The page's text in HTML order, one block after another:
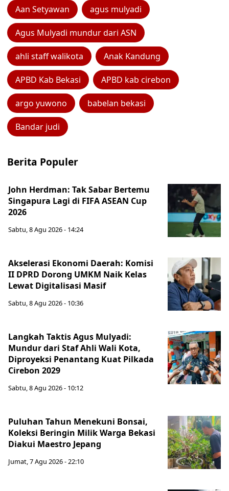
Aan Setyawan agus mulyadi
Agus Mulyadi mundur dari ASN
ahli staff walikota Anak Kandung
APBD Kab Bekasi APBD kab cirebon
argo yuwono babelan bekasi
Bandar judi
Berita Populer
John Herdman: Tak Sabar Bertemu
Singapura Lagi di FIFA ASEAN Cup
2026
Sabtu, 8 Agu 2026 - 14:24
Akselerasi Ekonomi Daerah: Komisi
II DPRD Dorong UMKM Naik Kelas
Lewat Digitalisasi Masif
Sabtu, 8 Agu 2026 - 10:36
Langkah Taktis Agus Mulyadi:
Mundur dari Staf Ahli Wali Kota,
Diproyeksi Penantang Kuat Pilkada
Cirebon 2029
Sabtu, 8 Agu 2026 - 10:12
Puluhan Tahun Menekuni Bonsai,
Koleksi Beringin Milik Warga Bekasi
Diakui Maestro Jepang
Jumat, 7 Agu 2026 - 22:10